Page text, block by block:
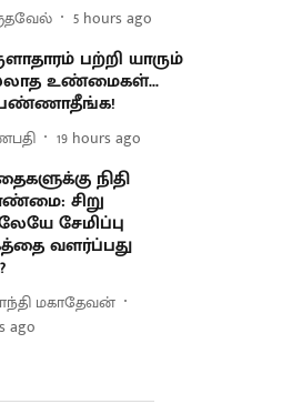
5 hours ago
பற்றி யாரும்
உண்மைகள்...
19 hours ago
நிதி
சிறு
சேமிப்பு
வளர்ப்பது
மகாதேவன்
ago